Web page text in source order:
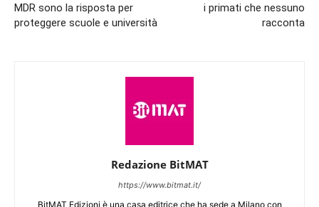
MDR sono la risposta per
proteggere scuole e università
i primati che nessuno
racconta
Redazione BitMAT
https://www.bitmat.it/
BitMAT Edizioni è una casa editrice che ha sede a Milano con